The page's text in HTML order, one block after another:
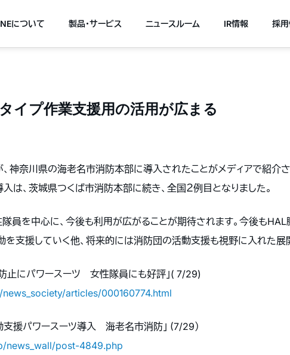
について 製品・サービス ニュースルーム IR情報 採
イプ作業支援用の活用が広まる
、神奈川県の海老名市消防本部に導入されたことがメディアで紹介
は、茨城県つくば市消防本部に続き、全国２例目となりました。
員を中心に、今後も利用が広がることが期待されます。 今後もHAL
支援していく他、将来的には消防団の活動支援も視野に入れた展
止にパワースーツ 女性隊員にも好評」( 7/29)
articles/000160774.html
援パワースーツ導入 海老名市消防」 (7/29）
news_wall/post-4849.php